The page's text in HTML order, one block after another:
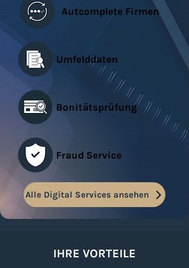
Autcomplete Firmen
Umfelddaten
Bonitätsprüfung
Fraud Service
Alle Digital Services ansehen
IHRE VORTEILE